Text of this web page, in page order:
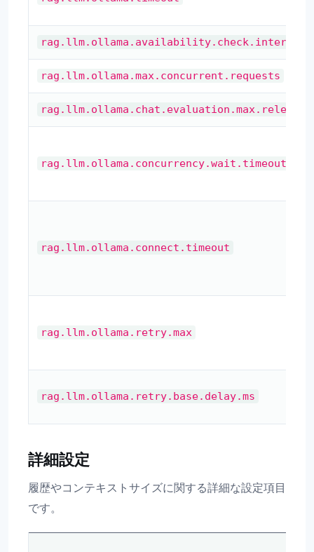
rag.llm.ollama.availability.check.interval
rag.llm.ollama.max.concurrent.requests
rag.llm.ollama.concurrency.wait.timeout
rag.llm.ollama.connect.timeout
rag.llm.ollama.retry.max
rag.llm.ollama.retry.base.delay.ms
詳細設定
履歴やコンテキストサイズに関する詳細な設定項目
です。